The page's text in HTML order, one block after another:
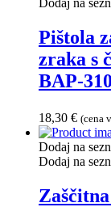
Pištola
zraka s
BAP-
18,30 € (cena
Dodaj na
Dodaj na